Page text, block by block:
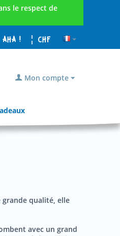
le respect de
! ¦ CHF
Mon compte
qualité, elle
avec un grand